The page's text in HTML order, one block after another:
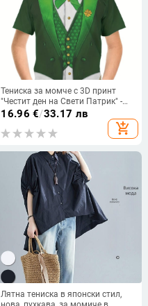
Тениска за момче с 3D принт
"Честит ден на Свети Патрик" -
готина
16.96 €/33.17 лв
add_shopping_cart
Лятна тениска в японски стил,